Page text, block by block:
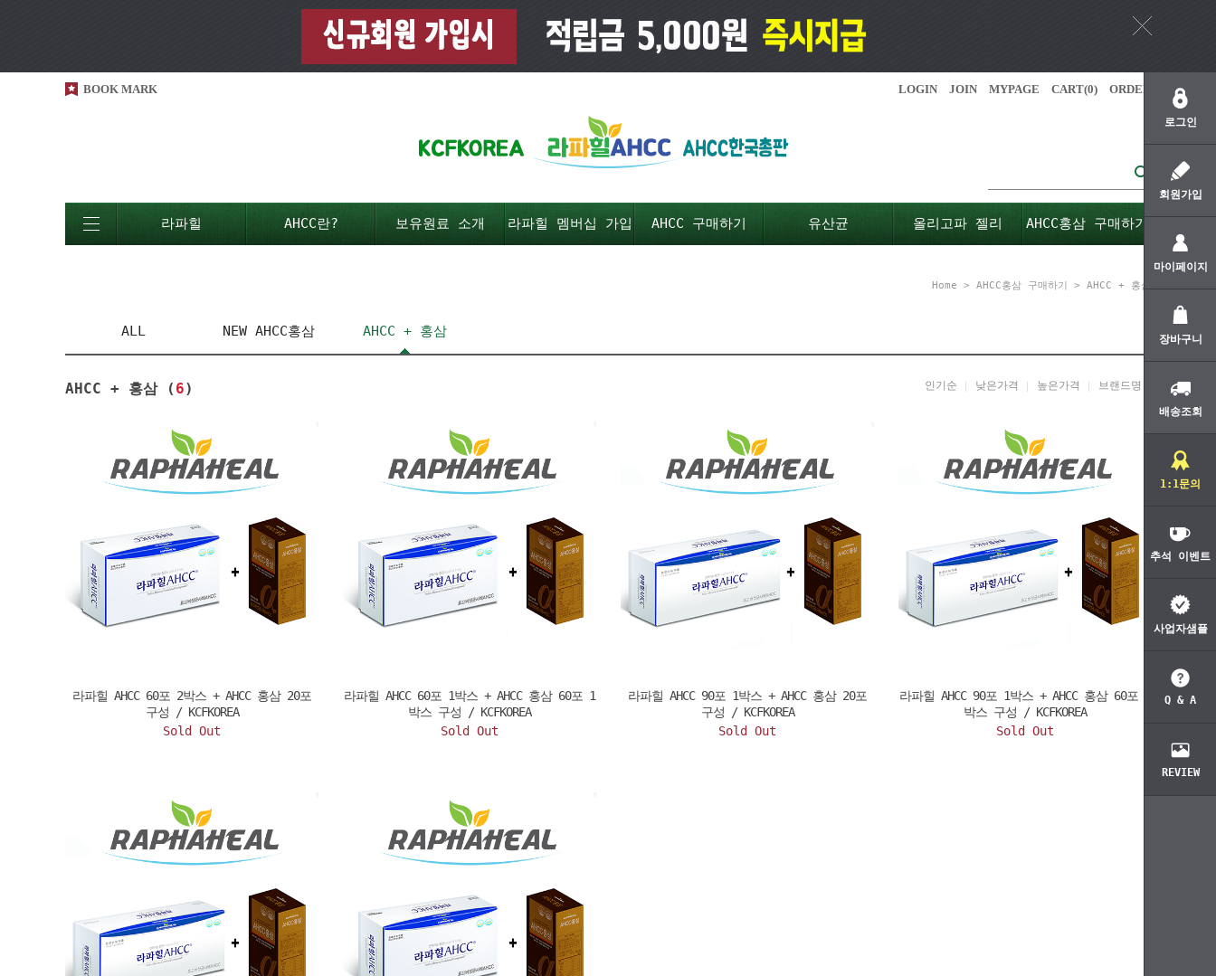
로그인
회원가입
마이페이지
장바구니
배송조회
1:1문의
추석 이벤트
사업자샘플
Q & A
REVIEW
BOOK MARK LOGIN JOIN MYPAGE CART(0) ORDER
라파힐 AHCC란? 보유원료 소개 라파힐 멤버십 가입 AHCC 구매하기 유산균 올리고파 젤리 AHCC홍삼 구매하기
Home > AHCC홍삼 구매하기 > AHCC + 홍삼
ALL NEW AHCC홍삼 AHCC + 홍삼
AHCC + 홍삼 ( 6) 인기순 낮은가격 높은가격 브랜드명
라파힐 AHCC 60포 2박스 + AHCC 홍삼 20포
구성 / KCFKOREA
Sold Out
라파힐 AHCC 60포 1박스 + AHCC 홍삼 60포 1
박스 구성 / KCFKOREA
Sold Out
라파힐 AHCC 90포 1박스 + AHCC 홍삼 20포
구성 / KCFKOREA
Sold Out
라파힐 AHCC 90포 1박스 + AHCC 홍삼 60포 1
박스 구성 / KCFKOREA
Sold Out